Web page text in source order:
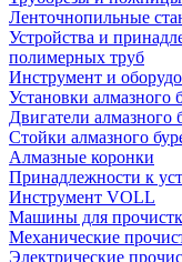
Ленточнопильные
Устройства и
полимерных труб
Инструмент и
Установки алмазного
Двигатели алмазного
Стойки алмазного
Алмазные коронки
Принадлежности к
Инструмент VOLL
Машины для
Механические
Электрические